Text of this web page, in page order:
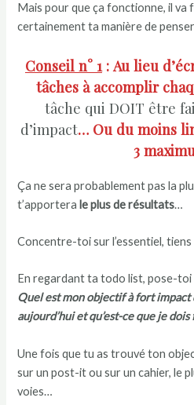
Mais pour que ça fonctionne, il va
certainement ta manière de
Conseil n° 1 : Au lieu
tâches à accomplir
tâche qui DOIT être
d’impact… Ou du moins
3
Ça ne sera probablement pas la
t’apportera le plus de résultats…
Concentre-toi sur l’essentiel,
En regardant ta todo list, pose-toi
Quel est mon objectif à fort
aujourd’hui et qu’est-ce que je
Une fois que tu as trouvé ton
sur un post-it ou sur un cahier, le
voies…